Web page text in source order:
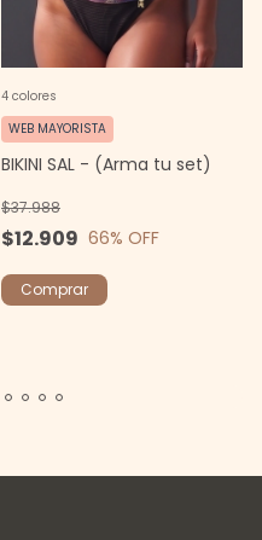
BIKINI SAL - (Arma tu set)
$12.909
$37.988
66% OFF
WEB MAYORISTA
4 colores
Comprar